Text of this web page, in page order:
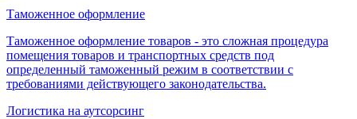
Таможенное оформление
Таможенное оформление товаров - это сложная процедура
помещения товаров и транспортных средств под
определенный таможенный режим в соответствии с
требованиями действующего законодательства.
Логистика на аутсорсинг